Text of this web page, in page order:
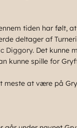
tiden har følt,
deltager af
Diggory. Det kunne
kunne spille for
meste at være på